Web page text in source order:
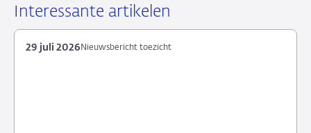
LinkedIn
X
Facebook
e-
Interessante artikelen
Nieuwsbericht toezicht
29 juli 2026